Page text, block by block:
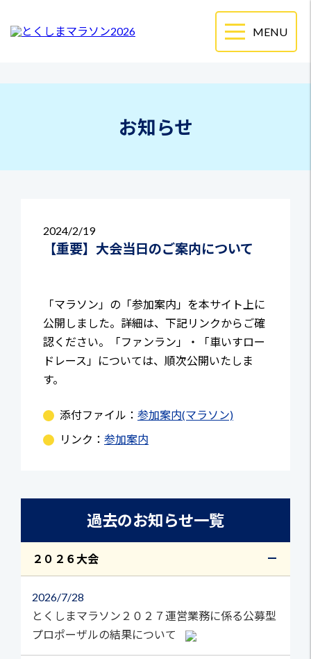
お知らせ
2024 2/19
【重要】大会当日のご案内について
「マラソン」の「参加案内」を本サイト上に
公開しました。詳細は、下記リンクからご確
認ください。「ファンラン」・「車いすロー
ドレース」については、順次公開いたしま
す。
添付ファイル： 参加案内(マラソン)
リンク： 参加案内
過去のお知らせ一覧
２０２６大会
2026 7/28
とくしまマラソン２０２７運営業務に係る公募型
プロポーザルの結果について